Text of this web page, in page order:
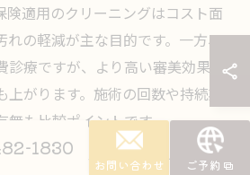
険適用のクリーニングはコスト面
れの軽減が主な目的です。一方、
診療ですが、より高い審美効果が
がります。施術の回数や持続期
無も比較ポイントです。
を実感したい場合はオフィスホワ
1830
お問い合わせ ご予約